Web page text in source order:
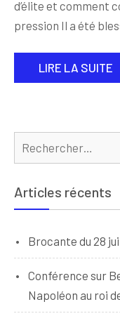
d’élite et comment
pression Il a été
LIRE LA SUITE
Rechercher :
Articles récents
Brocante du 28
Conférence sur
Napoléon au roi